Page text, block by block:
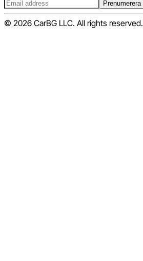
Prenumerera
© 2026 CarBG LLC. All rights reserved.